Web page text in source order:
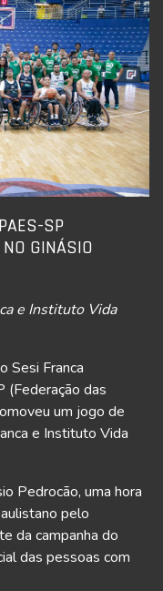
SP
GINÁSIO
e Instituto Vida
Sesi Franca
(Federação das
um jogo de
e Instituto Vida
Pedrocão, uma hora
pelo
da campanha do
das pessoas com